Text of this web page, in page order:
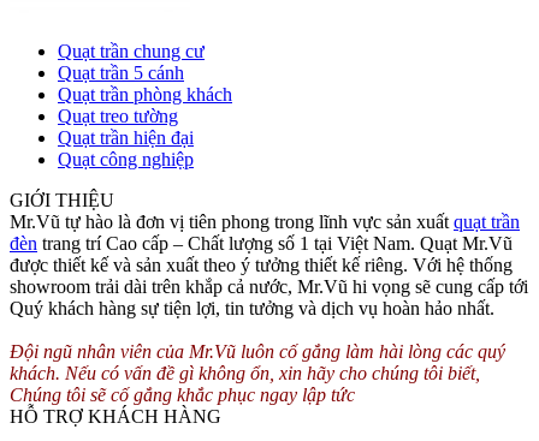
Quạt trần chung cư
Quạt trần 5 cánh
Quạt trần phòng khách
Quạt treo tường
Quạt trần hiện đại
Quạt công nghiệp
GIỚI THIỆU
Mr.Vũ tự hào là đơn vị tiên phong trong lĩnh vực sản xuất quạt trần
đèn trang trí Cao cấp – Chất lượng số 1 tại Việt Nam. Quạt Mr.Vũ
được thiết kế và sản xuất theo ý tưởng thiết kế riêng. Với hệ thống
showroom trải dài trên khắp cả nước, Mr.Vũ hi vọng sẽ cung cấp tới
Quý khách hàng sự tiện lợi, tin tưởng và dịch vụ hoàn hảo nhất.
Đội ngũ nhân viên của Mr.Vũ luôn cố gắng làm hài lòng các quý
khách. Nếu có vấn đề gì không ổn, xin hãy cho chúng tôi biết,
Chúng tôi sẽ cố gắng khắc phục ngay lập tức
HỖ TRỢ KHÁCH HÀNG